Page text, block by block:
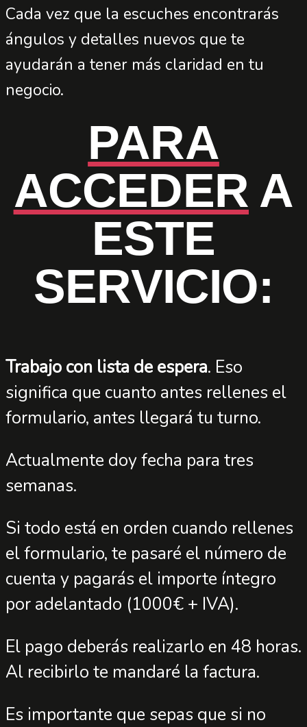
Cada vez que la escuches encontrarás
ángulos y detalles nuevos que te
ayudarán a tener más claridad en tu
negocio.
PARA
ACCEDER A
ESTE
SERVICIO:
Trabajo con lista de espera. Eso
significa que cuanto antes rellenes el
formulario, antes llegará tu turno.
Actualmente doy fecha para tres
semanas.
Si todo está en orden cuando rellenes
el formulario, te pasaré el número de
cuenta y pagarás el importe íntegro
por adelantado (1000€ + IVA).
El pago deberás realizarlo en 48 horas.
Al recibirlo te mandaré la factura.
Es importante que sepas que si no